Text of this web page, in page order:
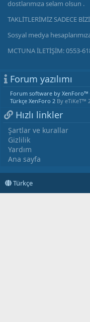
dostlarımıza selam olsun .
TAKLİTLERİMİZ SADECE
Sosyal medya
MCTUNA İLETİŞİM: 0553-
Forum yazılımı
Forum software by XenForo™
Türkçe XenForo 2 By eTiKeT™
Hızlı linkler
Şartlar ve kurallar
Gizlilik
Yardım
Ana sayfa
Türkçe